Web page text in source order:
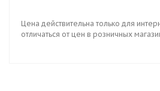
Цена действительна только для
отличаться от цен в розничных